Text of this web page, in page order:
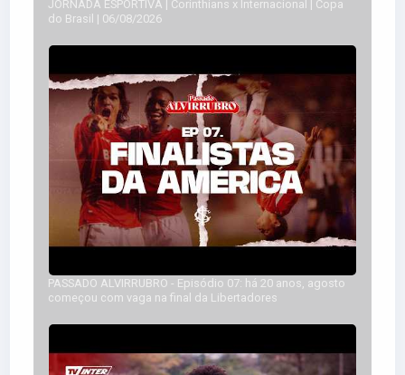
PAULO PEZZOLANO
Professor Colorista
5.0
ARBITRAGEM & VAR
A DEFINIR
JORNADA ESPORTIVA | Corinthians x Internacional | Copa
do Brasil | 06/08/2026
PASSADO ALVIRRUBRO - Episódio 07: há 20 anos, agosto
começou com vaga na final da Libertadores